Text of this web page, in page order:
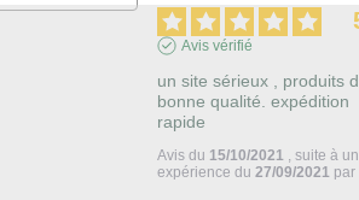
Avis vérifié
un site sérieux , produits
bonne qualité. expédition
rapide
Avis du 15/10/2021
, suite à
expérience du27/09/2021 par